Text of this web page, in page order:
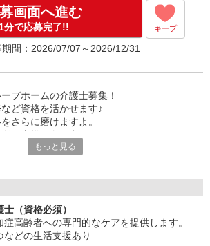
画面へ進む
1分で応募完了!! キープ
間：2026/07/07～2026/12/31
プホームの介護士募集！
ど資格を活かせます♪
さらに磨けますよ。
迎◎復帰を応援します。
も目指せます。
り、
職場環境です。
もっと見る
（資格必須）
高齢者への専門的なケアを提供します。
どの生活支援あり